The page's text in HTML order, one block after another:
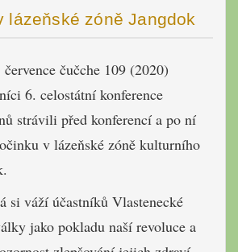
lázeňské zóně Jangdok
čučche 109 (2020)
6. celostátní konference
strávili před konferencí a po ní
v lázeňské zóně kulturního
si váží účastníků Vlastenecké
jako pokladu naší revoluce a